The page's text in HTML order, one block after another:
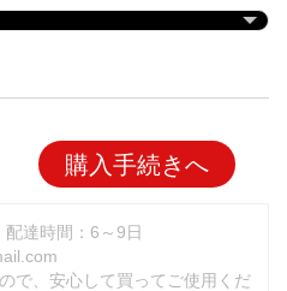
購入手続きへ
配達時間：6～9日
で、安心して買ってご使用くだ